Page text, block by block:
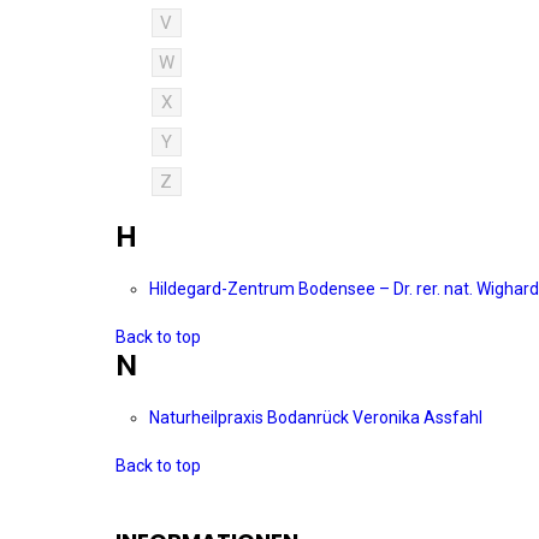
V
W
X
Y
Z
H
Hildegard-Zentrum Bodensee – Dr. rer. nat.
Back to top
N
Naturheilpraxis Bodanrück Veronika Assfahl
Back to top